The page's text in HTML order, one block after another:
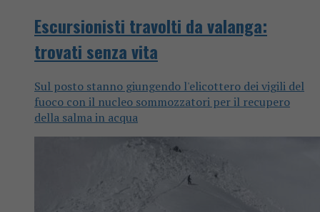
Escursionisti travolti da valanga:
trovati senza vita
Sul posto stanno giungendo l'elicottero dei vigili del
fuoco con il nucleo sommozzatori per il recupero
della salma in acqua